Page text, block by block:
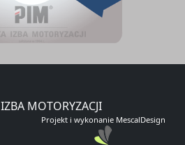
MOTORYZACJI
Projekt i wykonanie MescalDesign